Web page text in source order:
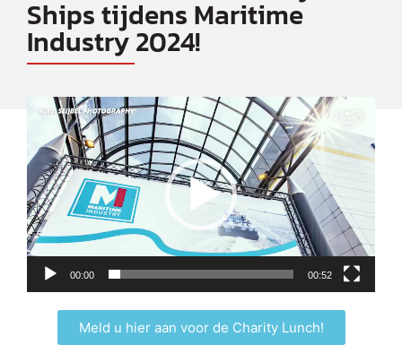
Ships tijdens Maritime
Industry 2024!
Videospeler
00:00 00:52
Meld u hier aan voor de Charity Lunch!